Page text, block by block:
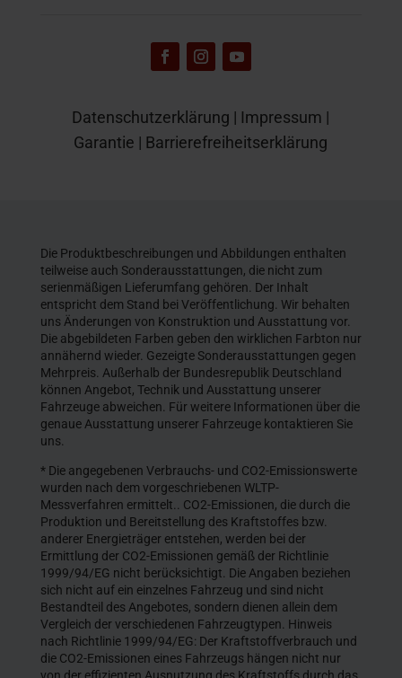
Datenschutzerklärung | Impressum |
Garantie | Barrierefreiheitserklärung
Die Produktbeschreibungen und Abbildungen enthalten
teilweise auch Sonderausstattungen, die nicht zum
serienmäßigen Lieferumfang gehören. Der Inhalt
entspricht dem Stand bei Veröffentlichung. Wir behalten
uns Änderungen von Konstruktion und Ausstattung vor.
Die abgebildeten Farben geben den wirklichen Farbton nur
annähernd wieder. Gezeigte Sonderausstattungen gegen
Mehrpreis. Außerhalb der Bundesrepublik Deutschland
können Angebot, Technik und Ausstattung unserer
Fahrzeuge abweichen. Für weitere Informationen über die
genaue Ausstattung unserer Fahrzeuge kontaktieren Sie
uns.
* Die angegebenen Verbrauchs- und CO2-Emissionswerte
wurden nach dem vorgeschriebenen WLTP-
Messverfahren ermittelt.. CO2-Emissionen, die durch die
Produktion und Bereitstellung des Kraftstoffes bzw.
anderer Energieträger entstehen, werden bei der
Ermittlung der CO2-Emissionen gemäß der Richtlinie
1999/94/EG nicht berücksichtigt. Die Angaben beziehen
sich nicht auf ein einzelnes Fahrzeug und sind nicht
Bestandteil des Angebotes, sondern dienen allein dem
Vergleich der verschiedenen Fahrzeugtypen. Hinweis
nach Richtlinie 1999/94/EG: Der Kraftstoffverbrauch und
die CO2-Emissionen eines Fahrzeugs hängen nicht nur